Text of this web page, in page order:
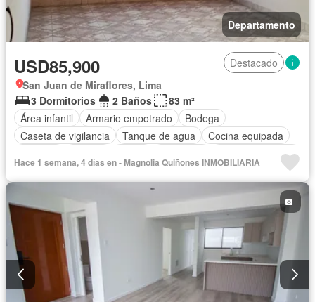
Departamento
USD85,900
Destacado
San Juan de Miraflores, Lima
3 Dormitorios
2 Baños
83 m²
Área infantil
Armario empotrado
Bodega
Caseta de vigilancia
Tanque de agua
Cocina equipada
Vista panorámica
Wifi
Sin amoblar
Hace 1 semana, 4 días en - Magnolia Quiñones INMOBILIARIA